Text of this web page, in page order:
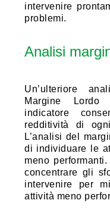
intervenire
problemi.
Analisi
Un’ulteriore
Margine Lordo
indicatore
redditività di
L’analisi del
di individuare le
meno
concentrare gli
intervenire per
attività meno